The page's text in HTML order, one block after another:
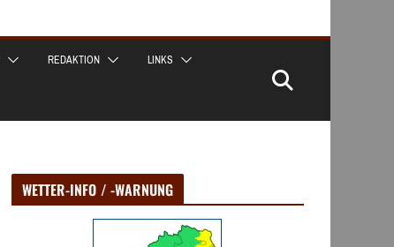
REDAKTION LINKS
WETTER-INFO / -WARNUNG